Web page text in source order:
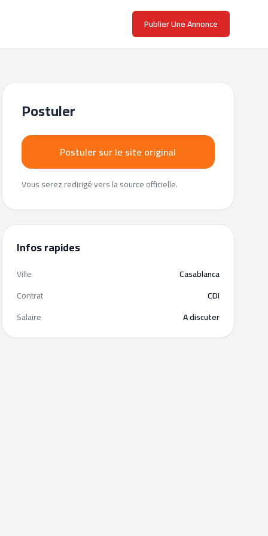
Publier Une Annonce
Postuler
Postuler sur le site original
Vous serez redirigé vers la source officielle.
Infos rapides
Ville
Casablanca
Contrat
CDI
Salaire
A discuter